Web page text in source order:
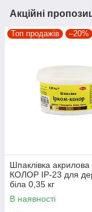
Акційні
Топ продажів –20%
Шпаклівка
КОЛОР IP-23 для
біла 0,35 кг
В наявності